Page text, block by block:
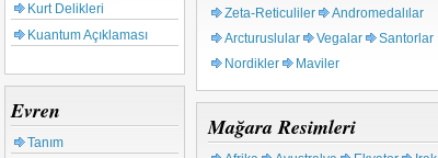
Kurt Delikleri
Kuantum Açıklaması
Evren
Tanım
Zeta-Reticuliler
Andromedalılar
Arcturuslular
Vegalar
Santorlar
Nordikler
Maviler
Mağara Resimleri